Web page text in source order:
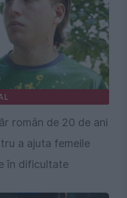
român de 20 de ani
a ajuta femeile
în dificultate